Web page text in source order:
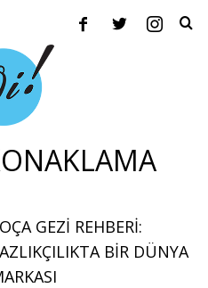
GEZİ REHBERİ:
BİR DÜNYA